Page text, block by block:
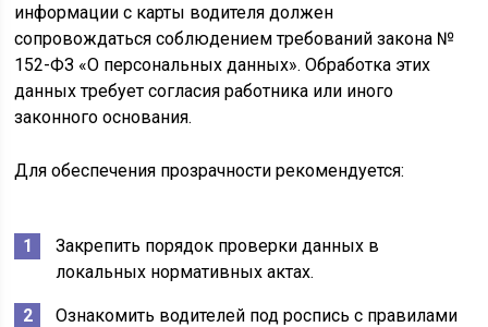
информации с карты водителя должен
сопровождаться соблюдением требований закона №
152-ФЗ «О персональных данных». Обработка этих
данных требует согласия работника или иного
законного основания.
Для обеспечения прозрачности рекомендуется:
Закрепить порядок проверки данных в
локальных нормативных актах.
Ознакомить водителей под роспись с правилами